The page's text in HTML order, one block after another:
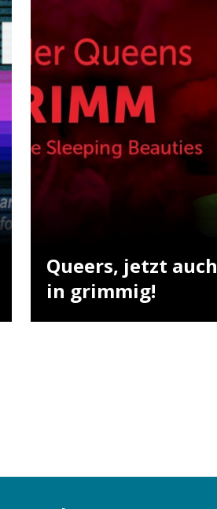
Queers, jetzt auch
in grimmig!